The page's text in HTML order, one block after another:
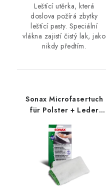
Leštící utěrka, která
doslova požírá zbytky
leštící pasty. Speciální
vlákna zajistí čistý lak, jako
nikdy předtím.
Sonax Microfasertuch
für Polster + Leder
mikrovláknová utěrka